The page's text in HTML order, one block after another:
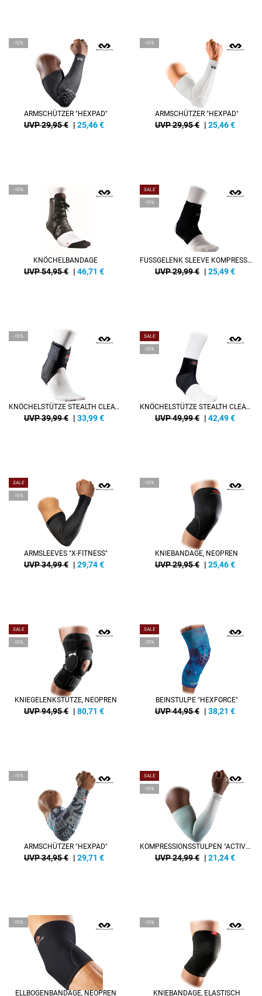
-15%
ARMSCHÜTZER "HEXPAD"
UVP 29,95 € | 25,46€
-15%
ARMSCHÜTZER "HEXPAD"
UVP 29,95 € | 25,46€
-15%
KNÖCHELBANDAGE
UVP 54,95 € | 46,71 €
SALE
-15%
FUSSGELENK SLEEVE KOMPRESSION
UVP 29,99 € | 25,49€
-15%
KNÖCHELSTÜTZE STEALTH CLEAT 2+
UVP 39,99 € | 33,99€
SALE
-15%
KNÖCHELSTÜTZE STEALTH CLEAT 3+ LINKS
UVP 49,99 € | 42,49€
SALE
-15%
ARMSLEEVES "X-FITNESS"
UVP 34,99 € | 29,74€
-15%
KNIEBANDAGE, NEOPREN
UVP 29,95 € | 25,46€
SALE
-15%
KNIEGELENKSTÜTZE, NEOPREN
UVP 94,95 € | 80,71 €
SALE
-15%
BEINSTULPE "HEXFORCE"
UVP 44,95 € | 38,21 €
-15%
ARMSCHÜTZER "HEXPAD"
UVP 34,95 € | 29,71 €
SALE
-15%
KOMPRESSIONSSTULPEN "ACTIVE MULTISPORTS"
UVP 24,99 € | 21,24€
-15%
ELLBOGENBANDAGE, NEOPREN
-15%
KNIEBANDAGE, ELASTISCH